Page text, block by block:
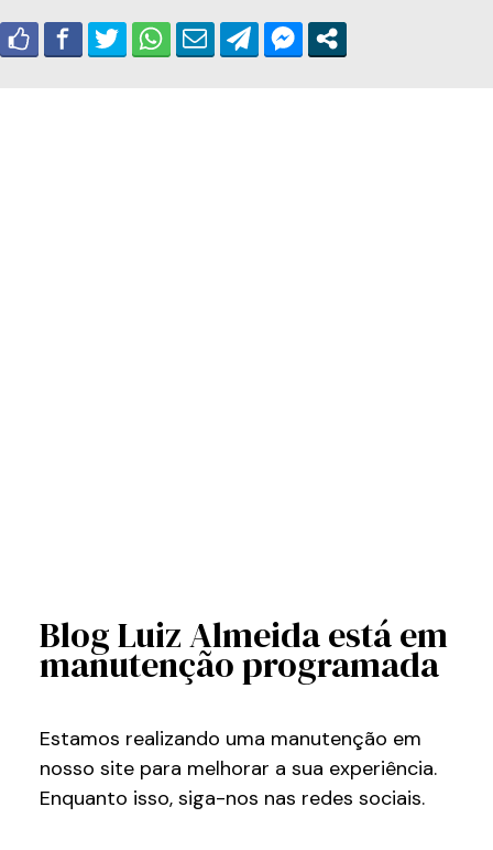
Blog Luiz Almeida está em
manutenção programada
Estamos realizando uma manutenção em
nosso site para melhorar a sua experiência.
Enquanto isso, siga-nos nas redes sociais.